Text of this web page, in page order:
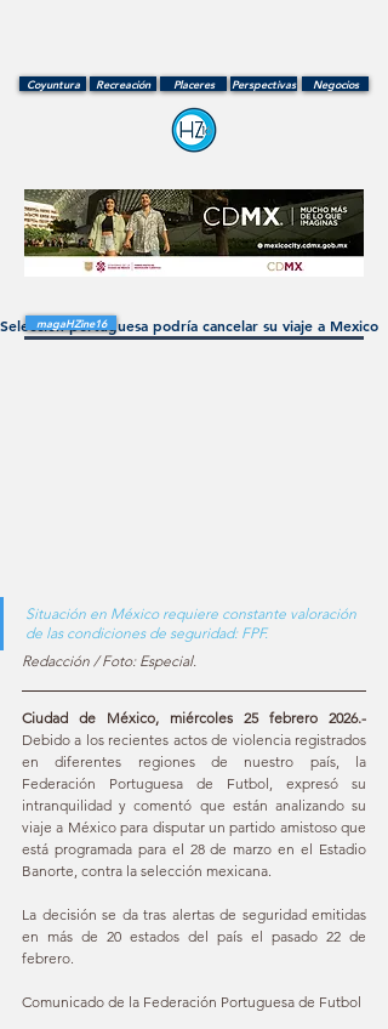
Coyuntura Recreación Placeres Negocios
Perspectivas
Selección portuguesa podría cancelar su viaje a Mexico
Situación en México requiere constante valoración
de las condiciones de seguridad: FPF.
Redacción / Foto: Especial.
Ciudad de México, miércoles 25 febrero 2026.-
Debido a los recientes actos de violencia registrados
en diferentes regiones de nuestro país, la
Federación Portuguesa de Futbol, expresó su
intranquilidad y comentó que están analizando su
viaje a México para disputar un partido amistoso que
está programada para el 28 de marzo en el Estadio
Banorte, contra la selección mexicana.
La decisión se da tras alertas de seguridad emitidas
en más de 20 estados del país el pasado 22 de
febrero.
Comunicado de la Federación Portuguesa de Futbol
magaHZine16